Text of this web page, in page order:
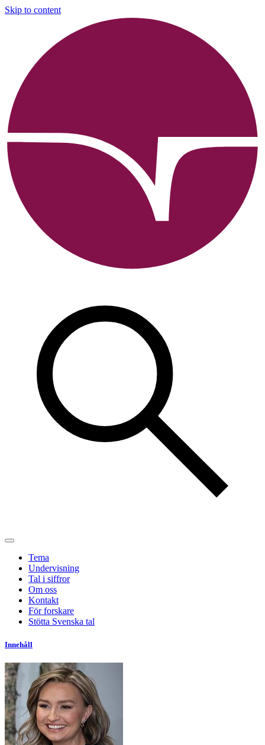
Skip to content
Tema
Undervisning
Tal i siffror
Om oss
Kontakt
För forskare
Stötta Svenska tal
Innehåll